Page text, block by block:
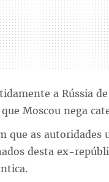
a Rússia
Moscou nega
que as autoridades
desta ex-